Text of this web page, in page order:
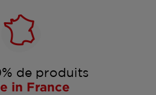
de produits
in France